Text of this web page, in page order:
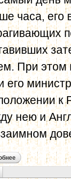
часа, его
При этом
его
к
нею и
о доклад